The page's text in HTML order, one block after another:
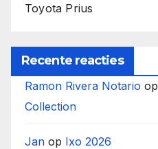
Toyota Prius
Recente reacties
Ramon Rivera Notario op
Collection
Jan op Ixo 2026